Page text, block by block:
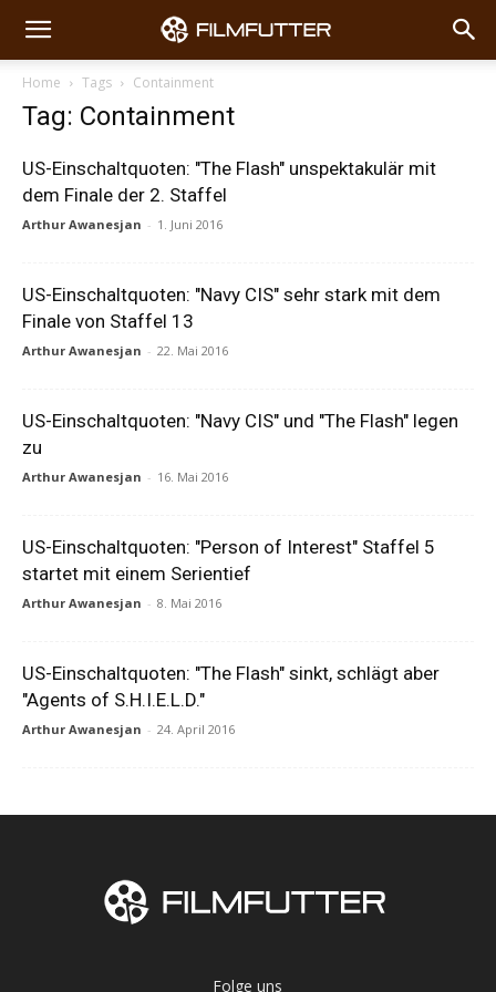
Home Tags Containment
Tag: Containment
US-Einschaltquoten: "The Flash" unspektakulär mit
dem Finale der 2. Staffel
Arthur Awanesjan - 1. Juni 2016
US-Einschaltquoten: "Navy CIS" sehr stark mit dem
Finale von Staffel 13
Arthur Awanesjan - 22. Mai 2016
US-Einschaltquoten: "Navy CIS" und "The Flash" legen
zu
Arthur Awanesjan - 16. Mai 2016
US-Einschaltquoten: "Person of Interest" Staffel 5
startet mit einem Serientief
Arthur Awanesjan - 8. Mai 2016
US-Einschaltquoten: "The Flash" sinkt, schlägt aber
"Agents of S.H.I.E.L.D."
Arthur Awanesjan - 24. April 2016
Folge uns